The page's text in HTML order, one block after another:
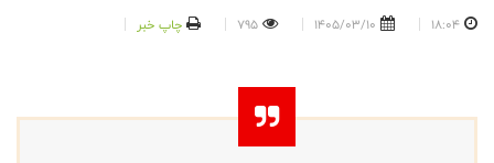
18:04
1405/03/10
795 چاپ خبر